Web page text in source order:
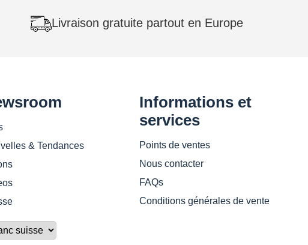
Livraison gratuite partout en Europe
& Tendances
Informations et
services
Points de ventes
Nous contacter
FAQs
Conditions générales de vente